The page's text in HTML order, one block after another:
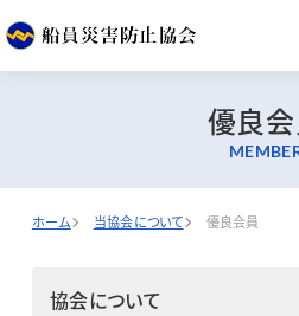
優良
ホーム 当協会について 優良会員
協会について